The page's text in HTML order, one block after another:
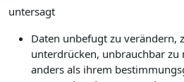
untersagt
Daten unbefugt zu verändern,
unterdrücken, unbrauchbar zu
anders als ihrem